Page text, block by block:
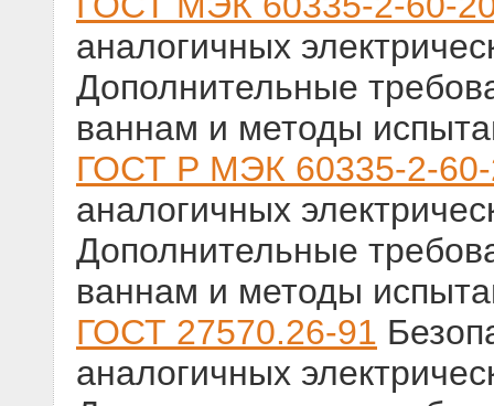
аналогичных
Дополнительные
ваннам и методы
ГОСТ Р МЭК 60335-2-
аналогичных
Дополнительные
ваннам и методы
ГОСТ 27570.26-91
аналогичных